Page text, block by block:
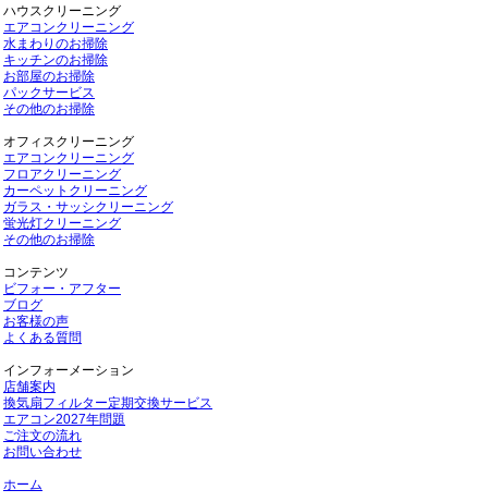
ハウスクリーニング
エアコンクリーニング
水まわりのお掃除
キッチンのお掃除
お部屋のお掃除
パックサービス
その他のお掃除
オフィスクリーニング
エアコンクリーニング
フロアクリーニング
カーペットクリーニング
ガラス・サッシクリーニング
蛍光灯クリーニング
その他のお掃除
コンテンツ
ビフォー・アフター
ブログ
お客様の声
よくある質問
インフォーメーション
店舗案内
換気扇フィルター定期交換サービス
エアコン2027年問題
ご注文の流れ
お問い合わせ
ホーム